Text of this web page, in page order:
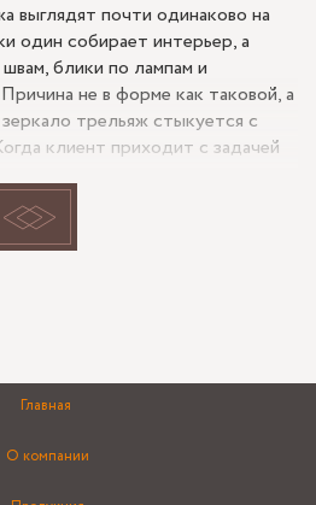
выглядят почти одинаково на
один собирает интерьер, а
блики по лампам и
не в форме как таковой, а
трельяж стыкуется с
клиент приходит с задачей
не на декор, а на стекло,
кромки, тип крепления и
определяет, насколько
трельяж: стекло,
Главная
О компании